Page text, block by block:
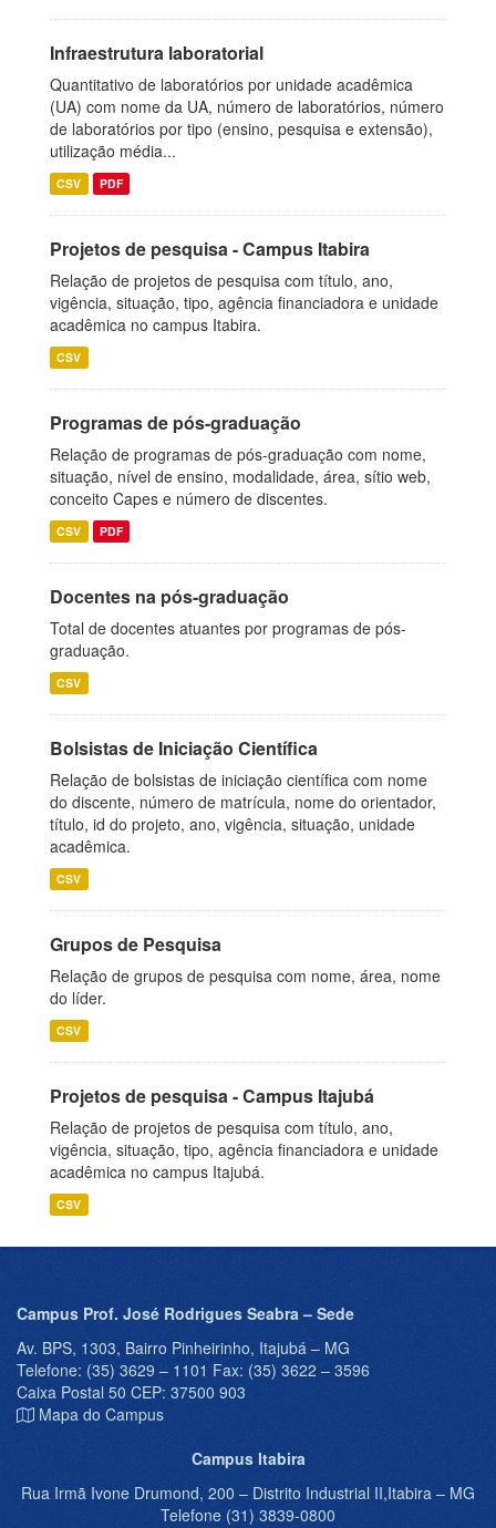
Infraestrutura laboratorial
Quantitativo de laboratórios por unidade acadêmica
(UA) com nome da UA, número de laboratórios, número
de laboratórios por tipo (ensino, pesquisa e extensão),
utilização média...
CSV PDF
Projetos de pesquisa - Campus Itabira
Relação de projetos de pesquisa com título, ano,
vigência, situação, tipo, agência financiadora e unidade
acadêmica no campus Itabira.
CSV
Programas de pós-graduação
Relação de programas de pós-graduação com nome,
situação, nível de ensino, modalidade, área, sítio web,
conceito Capes e número de discentes.
CSV PDF
Docentes na pós-graduação
Total de docentes atuantes por programas de pós-
graduação.
CSV
Bolsistas de Iniciação Científica
Relação de bolsistas de iniciação científica com nome
do discente, número de matrícula, nome do orientador,
título, id do projeto, ano, vigência, situação, unidade
acadêmica.
CSV
Grupos de Pesquisa
Relação de grupos de pesquisa com nome, área, nome
do líder.
CSV
Projetos de pesquisa - Campus Itajubá
Relação de projetos de pesquisa com título, ano,
vigência, situação, tipo, agência financiadora e unidade
acadêmica no campus Itajubá.
CSV
Campus Prof. José Rodrigues Seabra – Sede
Av. BPS, 1303, Bairro Pinheirinho, Itajubá – MG
Telefone: (35) 3629 – 1101 Fax: (35) 3622 – 3596
Caixa Postal 50 CEP: 37500 903
Mapa do Campus
Campus Itabira
Rua Irmã Ivone Drumond, 200 – Distrito Industrial II,Itabira – MG
Telefone (31) 3839-0800